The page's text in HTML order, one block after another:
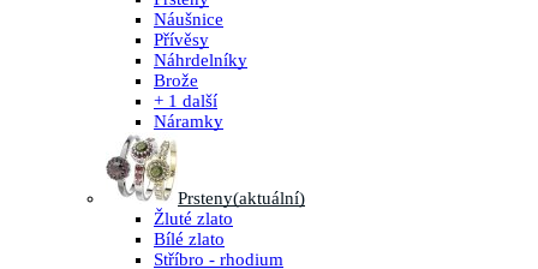
Náušnice
Přívěsy
Náhrdelníky
Brože
+ 1 další
Náramky
Prsteny(aktuální)
Žluté zlato
Bílé zlato
Stříbro - rhodium